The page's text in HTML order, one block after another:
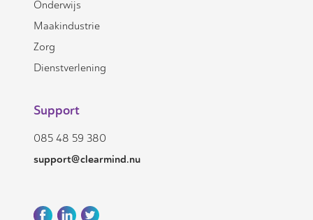
Onderwijs
Maakindustrie
Zorg
Dienstverlening
Support
085 48 59 380
support@clearmind.nu